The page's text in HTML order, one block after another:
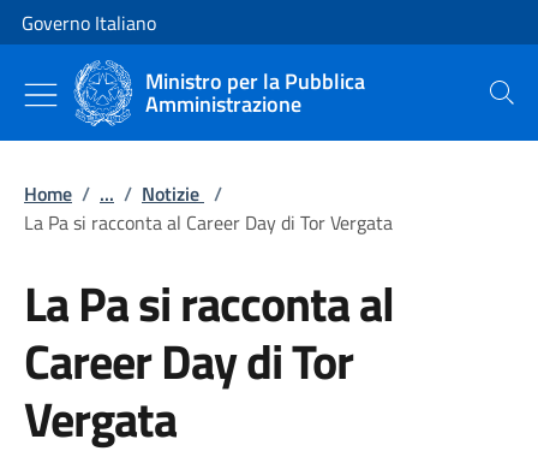
Vai al contenuto
Vai alla navigazione del sito
Governo Italiano
Ministro per la Pubblica
Amministrazione Cerca
Home / ... / Notizie /
La Pa si racconta al Career Day di Tor Vergata
La Pa si racconta al
Career Day di Tor
Vergata